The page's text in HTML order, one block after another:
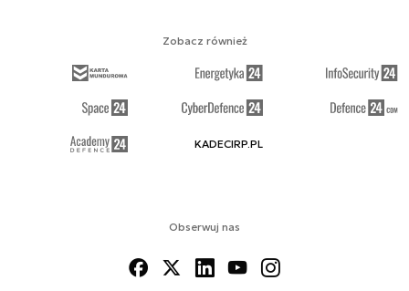
Obserwuj nas
Zobacz również
KADECIRP.PL